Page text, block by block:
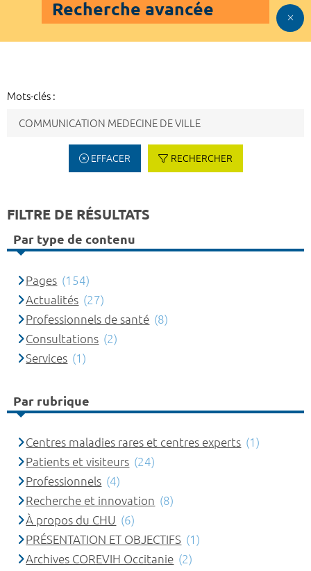
Recherche avancée
Mots-clés :
EFFACER RECHERCHER
FILTRE DE RÉSULTATS
Par type de contenu
Pages (154)
Actualités (27)
Professionnels de santé (8)
Consultations (2)
Services (1)
Par rubrique
Centres maladies rares et centres experts (1)
Patients et visiteurs (24)
Professionnels (4)
Recherche et innovation (8)
À propos du CHU (6)
PRÉSENTATION ET OBJECTIFS (1)
Archives COREVIH Occitanie (2)